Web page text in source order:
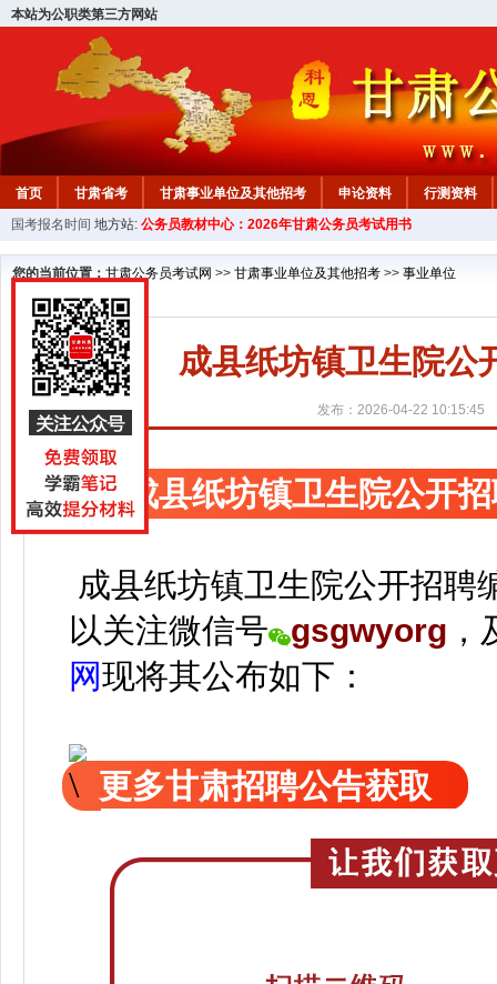
本站为公职类第三方网站
首页 甘肃省考 甘肃事业单位及其他招考 申论资料
行测资料
国考报名时间 地方站: 公务员教材中心：2026年甘肃公务员考试用书
您的当前位置： 甘肃公务员考试网 >> 甘肃事业单位及其他招考 >> 事业单位
成县纸坊镇卫生院公
发布：2026-04-22 10:15:45
成县纸坊镇卫生院公开
成县纸坊镇卫生院公开招聘
以关注微信号 gsgwyorg ，
网现将其公布如下：
更多甘肃招聘公告获取